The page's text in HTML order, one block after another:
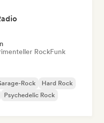
RockFunk
Rock
Hard Rock
Psychedelic Rock